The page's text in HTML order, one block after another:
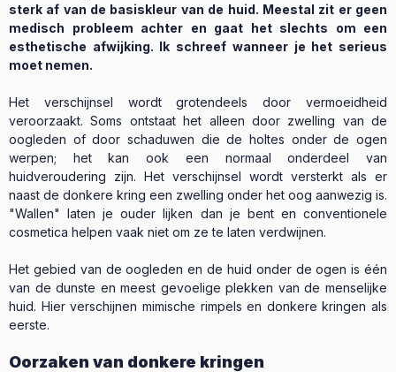
sterk af van de basiskleur van de huid. Meestal zit er geen
medisch probleem achter en gaat het slechts om een
esthetische afwijking. Ik schreef wanneer je het serieus
moet nemen.
Het verschijnsel wordt grotendeels door vermoeidheid
veroorzaakt. Soms ontstaat het alleen door zwelling van de
oogleden of door schaduwen die de holtes onder de ogen
werpen; het kan ook een normaal onderdeel van
huidveroudering zijn. Het verschijnsel wordt versterkt als er
naast de donkere kring een zwelling onder het oog aanwezig is.
"Wallen" laten je ouder lijken dan je bent en conventionele
cosmetica helpen vaak niet om ze te laten verdwijnen.
Het gebied van de oogleden en de huid onder de ogen is één
van de dunste en meest gevoelige plekken van de menselijke
huid. Hier verschijnen mimische rimpels en donkere kringen als
eerste.
Oorzaken van donkere kringen